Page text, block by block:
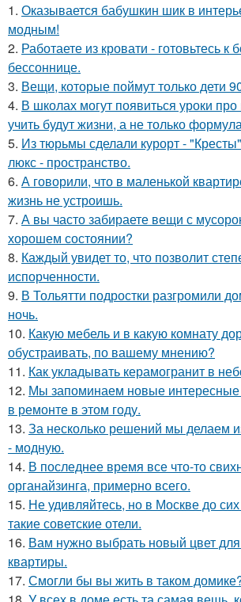
1. Оказывается бабушкин шик в
модным!
2. Работаете из кровати - готовьтесь к
бессоннице.
3. Вещи, которые поймут только дети
4. В школах могут появиться уроки
учить будут жизни, а не только
5. Из тюрьмы сделали курорт -
люкс - пространство.
6. А говорили, что в маленькой
жизнь не устроишь.
7. А вы часто забираете вещи с
хорошем состоянии?
8. Каждый увидет то, что позволит
испорченности.
9. В Тольятти подростки разгромили
ночь.
10. Какую мебель и в какую комнату
обустраивать, по вашему мнению?
11. Как укладывать керамогранит в
12. Мы запоминаем новые интересные
в ремонте в этом году.
13. За несколько решений мы делаем
- модную.
14. В последнее время все что-то
органайзинга, примерно всего.
15. Не удивляйтесь, но в Москве до
такие советские отели.
16. Вам нужно выбрать новый цвет
квартиры.
17. Смогли бы вы жить в таком